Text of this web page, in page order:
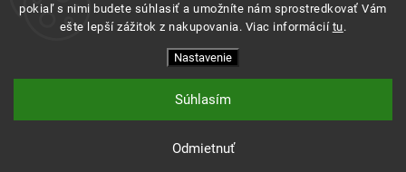
pokiaľ s nimi budete súhlasiť a umožníte nám sprostredkovať Vám
ešte lepší zážitok z nakupovania. Viac informácií tu.
Nastavenie
Odmietnuť
Súhlasím
Sledovať na Instagrame
Copyright 2026Kde bolo. Všetky práva vyhradené.
Upraviť nastavenie cookies
VytvořilShoptet| DesignShoptak.cz